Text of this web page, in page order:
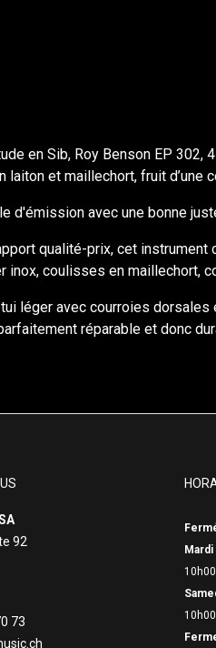
en Sib, Roy Benson EP
laiton et maillechort, fruit d’une
d'émission avec une bonne
qualité-prix, cet
inox, coulisses en maillechort,
léger avec courroies dorsales
réparable et donc
92
73